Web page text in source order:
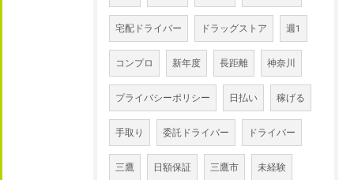
宅配ドライバー ドラッグストア 週1
コンプロ 新年度 長距離 神奈川
プライバシーポリシー 日払い 稼げる
手取り 委託ドライバー ドライバー
三鷹 日額保証 三鷹市 未経験